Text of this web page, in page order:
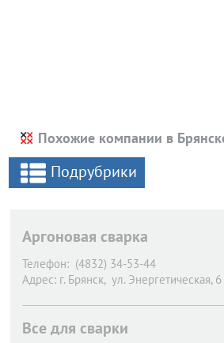
Похожие компании в
Подрубрики
Аргоновая сварка
Телефон: (4832) 34-53-44
Адрес: г. Брянск, ул. Энергетическая, 6
Все для сварки